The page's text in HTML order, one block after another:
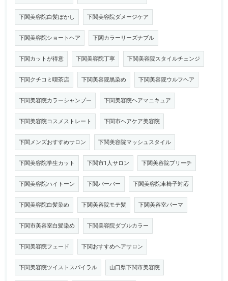
下関美容院白髪ぼかし 下関美容院ダメージケア
下関美容院ショートヘア 下関カラーリーズナブル
下関カットが得意 下関美容院丁寧 下関美容院スタイルチェンジ
下関クチコミ喫茶店 下関美容院黒染め 下関美容院ウルフヘア
下関美容院カラーシャンプー 下関美容院ヘアマニキュア
下関美容院コスメストレート 下関市ヘアケア美容院
下関メンズおすすめサロン 下関美容院マッシュスタイル
下関美容院学生カット 下関市1人サロン 下関美容院ブリーチ
下関美容院ハイトーン 下関バーバー 下関美容院車椅子対応
下関美容院白髪染め 下関美容院モテ髪 下関美容室パーマ
下関市美容室白髪染め 下関美容院ダブルカラー
下関美容院フェード 下関おすすめヘアサロン
下関美容院ツイストスパイラル 山口県下関市美容院